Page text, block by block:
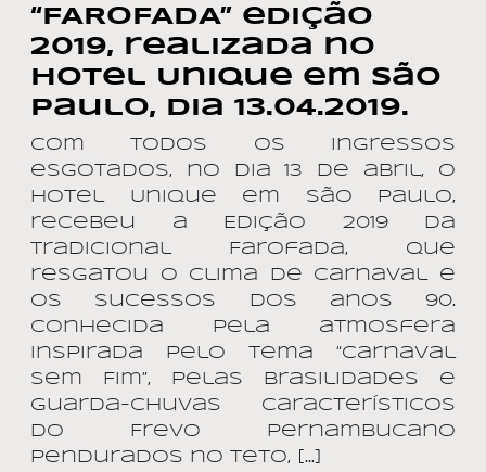
“FAROFADA” edição
2019, realizada no
Hotel Unique em São
Paulo, dia 13.04.2019.
Com todos os Ingressos
esgotados, no dia 13 de abril, o
Hotel Unique em São Paulo,
recebeu a Edição 2019 da
tradicional Farofada, que
resgatou o clima de Carnaval e
os sucessos dos anos 90.
Conhecida pela atmosfera
inspirada pelo tema “Carnaval
Sem Fim”, pelas brasilidades e
guarda-chuvas característicos
do Frevo Pernambucano
pendurados no teto, […]